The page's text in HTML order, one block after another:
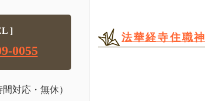
法華経寺住職
]
0055
間対応・無休）